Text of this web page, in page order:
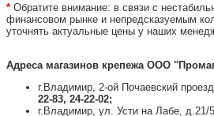
* Обратите внимание: в связи с
финансовом рынке и непредсказуемым
уточнять актуальные цены у наших
Адреса магазинов крепежа ООО
г.Владимир, 2-ой Почаевский
22-83, 24-22-02;
г.Владимир, ул. Усти на Лабе, д.21/